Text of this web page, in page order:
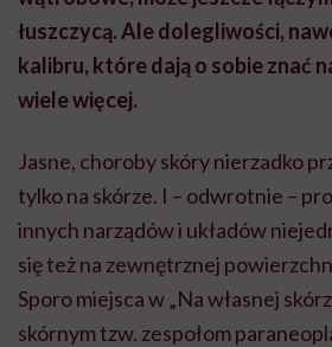
łuszczycą. Ale dolegliwości,
kalibru, które dają o sobie znać
wiele więcej.
Jasne, choroby skóry nierzadko
tylko na skórze. I – odwrotnie –
innych narządów i układów
się też na zewnętrznej
Sporo miejsca w „Na własnej
skórnym tzw. zespołom